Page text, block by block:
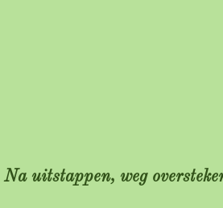
Na uitstappen, weg